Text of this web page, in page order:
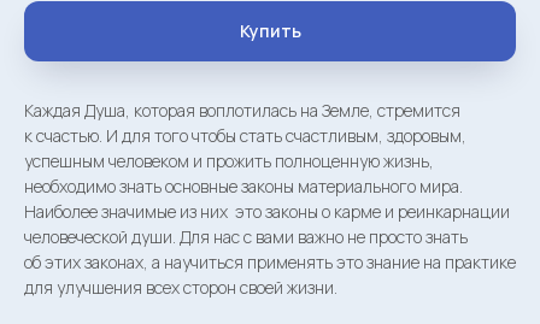
Купить
Каждая Душа, которая воплотилась на Земле, стремится
к счастью. И для того чтобы стать счастливым, здоровым,
успешным человеком и прожить полноценную жизнь,
необходимо знать основные законы материального мира.
Наиболее значимые из них это законы о карме и реинкарнации
человеческой души. Для нас с вами важно не просто знать
об этих законах, а научиться применять это знание на практике
для улучшения всех сторон своей жизни.